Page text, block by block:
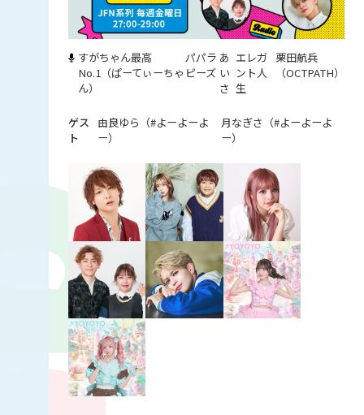
すがちゃん最高
No.1（ぱーてぃーちゃ
ん）
パパラ
ピーズ
あ
い
さ
エレガ
ント人
生
栗田航兵
（OCTPATH）
由良ゆら（#よーよーよ
ー）
月なぎさ（#よーよーよ
ー）